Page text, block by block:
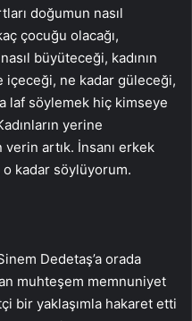
doğumun nasıl
çocuğu olacağı,
büyüteceği, kadının
içeceği, ne kadar güleceği,
laf söylemek hiç kimseye
yerine
artık. İnsanı erkek
o kadar söylüyorum.
Dedetaş’a orada
muhteşem memnuniyet
bir yaklaşımla hakaret etti